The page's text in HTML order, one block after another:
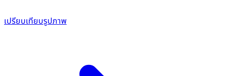
เปรียบเทียบรูปภาพ